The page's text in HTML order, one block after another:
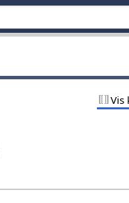
Vis